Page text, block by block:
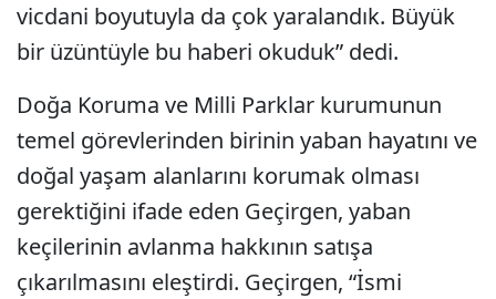
vicdani boyutuyla da çok yaralandık. Büyük
bir üzüntüyle bu haberi okuduk” dedi.
Doğa Koruma ve Milli Parklar kurumunun
temel görevlerinden birinin yaban hayatını ve
doğal yaşam alanlarını korumak olması
gerektiğini ifade eden Geçirgen, yaban
keçilerinin avlanma hakkının satışa
çıkarılmasını eleştirdi. Geçirgen, “İsmi